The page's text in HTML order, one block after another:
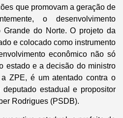
que promovam a geração de
o desenvolvimento
do Norte. O projeto da
e colocado como instrumento
econômico não só
estado e a decisão do ministro
ZPE, é um atentado contra o
deputado estadual e propositor
Rodrigues (PSDB).